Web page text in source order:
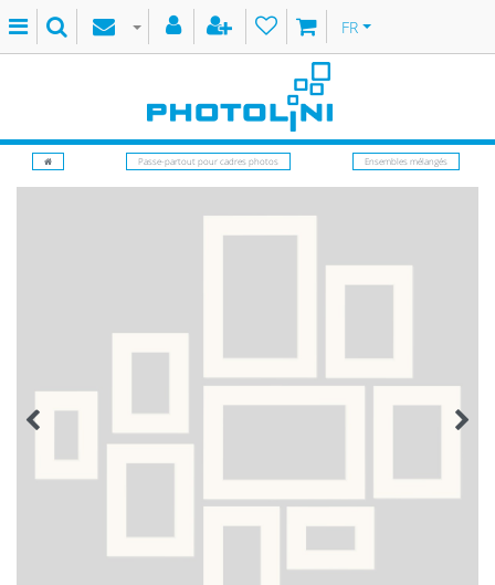
FR
Passe-partout pour cadres photos Ensembles mélangés